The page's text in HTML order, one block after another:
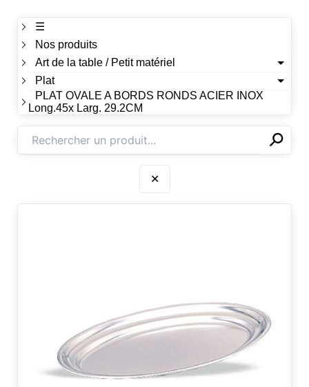
☰
Nos produits
Art de la table / Petit matériel
Plat
PLAT OVALE A BORDS RONDS ACIER INOX
Long.45x Larg. 29.2CM
✕⚲
✕